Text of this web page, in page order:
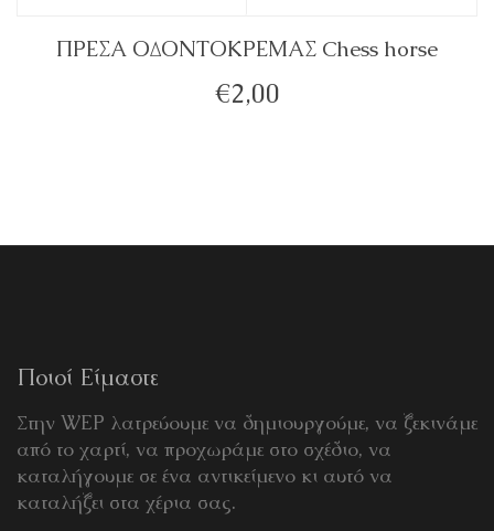
ΠΡΕΣΑ ΟΔΟΝΤΟΚΡΕΜΑΣ Chess horse
€2,00
Ποιοί Είμαστε
Στην WEP λατρεύουμε να δημιουργούμε, να ξεκινάμε
από το χαρτί, να προχωράμε στο σχέδιο, να
καταλήγουμε σε ένα αντικείμενο κι αυτό να
καταλήξει στα χέρια σας.